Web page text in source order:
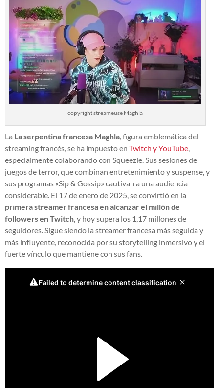
copyright streameuse Maghla
La La serpentina francesa Maghla , figura emblemática del
streaming francés, se ha impuesto en Twitch y YouTube
especialmente colaborando con Squeezie. Sus sesiones de
juegos de terror, que combinan entretenimiento y suspense, y
sus programas «Sip & Gossip» cautivan a una audiencia
considerable. El 17 de enero de 2025, se convirtió en la
primera streamer francesa en alcanzar el millón de
followers en Twitch , y hoy supera los 1,17 millones de
seguidores. Sigue siendo la streamer francesa más seguida y
más influyente, reconocida por su storytelling inmersivo y el
fuerte vínculo que mantiene con sus fans.